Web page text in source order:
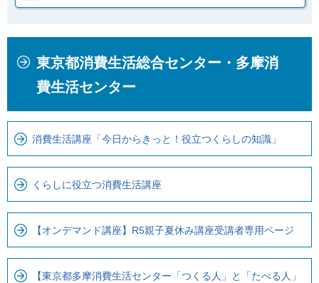
ま
で
で
ロ
ー
カ
ビ
で
す
東京都消費生活総合センター・多摩消
費生活センター
消費生活講座「今日からきっと！役立つくらしの知識」
くらしに役立つ消費生活講座
【オンデマンド講座】R5親子夏休み講座受講者専用ページ
【東京都多摩消費生活センター「つくる人」と「たべる人」